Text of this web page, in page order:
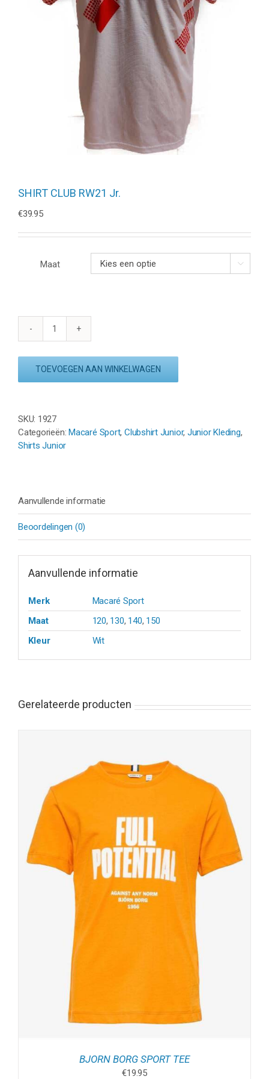
SHIRT CLUB RW21 Jr.
€39.95
Maat 
SHIRT
Jr.
TOEVOEGEN AAN WINKELWAGEN
SKU: 1927
Categorieën: Macaré Sport, Clubshirt Junior, Junior Kleding,
Shirts Junior
Aanvullende informatie
Beoordelingen (0)
Aanvullende informatie
Merk
Macaré Sport
Maat
120, 130, 140, 150
Kleur
Wit
Gerelateerde producten
BJORN BORG SPORT TEE
€19.95